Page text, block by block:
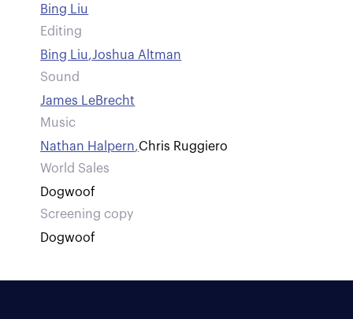
Bing Liu
Editing
Bing Liu,Joshua Altman
Sound
James LeBrecht
Music
Nathan Halpern,Chris Ruggiero
World Sales
Dogwoof
Screening copy
Dogwoof